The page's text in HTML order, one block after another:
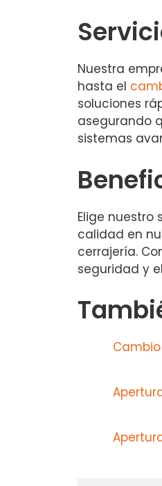
Nuestra
hasta el
soluciones
asegurando
sistemas
Elige
calidad en
cerrajería.
seguridad y